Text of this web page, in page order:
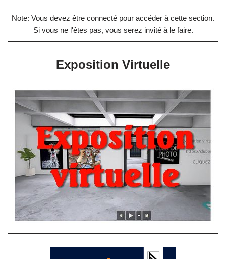
Note: Vous devez être connecté pour accéder à cette section.
Si vous ne l'êtes pas, vous serez invité à le faire.
Exposition Virtuelle